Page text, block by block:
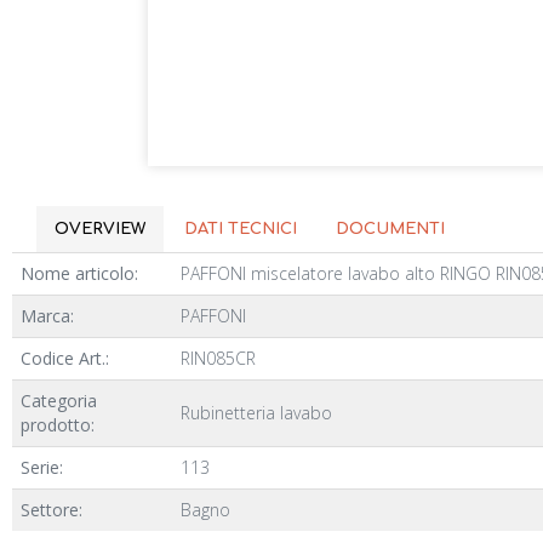
OVERVIEW DATI TECNICI DOCUMENTI
Nome articolo:
PAFFONI miscelatore lavabo alto RINGO
Marca:
PAFFONI
Codice Art.:
RIN085CR
Categoria
prodotto:
Rubinetteria lavabo
Serie:
113
Settore:
Bagno